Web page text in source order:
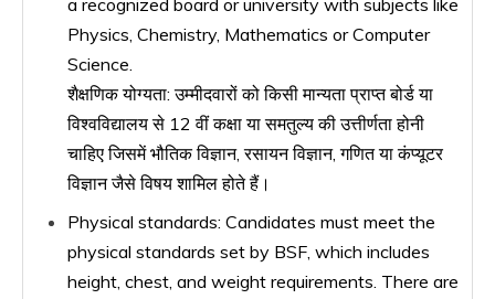
a recognized board or university with subjects like
Physics, Chemistry, Mathematics or Computer
Science.
शैक्षणिक योग्यता: उम्मीदवारों को किसी मान्यता प्राप्त बोर्ड या
विश्वविद्यालय से 12 वीं कक्षा या समतुल्य की उत्तीर्णता होनी
चाहिए जिसमें भौतिक विज्ञान, रसायन विज्ञान, गणित या कंप्यूटर
विज्ञान जैसे विषय शामिल होते हैं।
Physical standards: Candidates must meet the
physical standards set by BSF, which includes
height, chest, and weight requirements. There are